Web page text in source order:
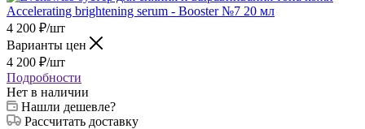
4 200 ₽/шт
Варианты цен
4 200 ₽/шт
Подробности
Нет в наличии
Нашли дешевле?
Рассчитать доставку